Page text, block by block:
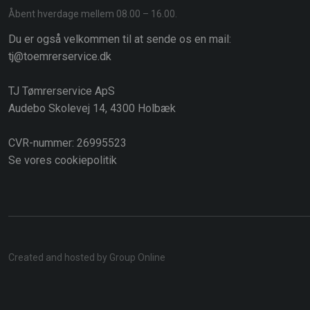
​Åbent hverdage mellem 08.00 – 16.00.
Du er også velkommen til at sende os en mail:
tj@toemrerservice.dk
TJ Tømrerservice ApS
Audebo Skolevej 14, 4300 Holbæk
​CVR-nummer: 26995523
Se vores cookiepolitik
Created and hosted by Group Online